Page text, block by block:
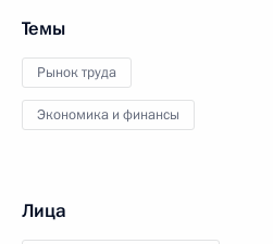
Темы
Рынок труда
Экономика и финансы
Лица